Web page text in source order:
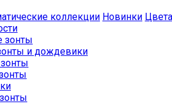
коллекции Новинки Цвета
зонты
и дождевики